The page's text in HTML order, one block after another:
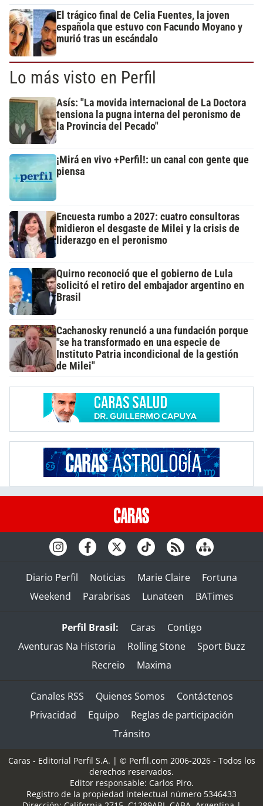
El trágico final de Celia Fuentes, la joven
española que estuvo con Facundo Moyano y
murió tras un escándalo
Lo más visto en Perfil
Asís: "La movida internacional de La Doctora
tensiona la pugna interna del peronismo de
la Provincia del Pecado"
¡Mirá en vivo +Perfil!: un canal con gente que
piensa
Encuesta rumbo a 2027: cuatro consultoras
midieron el desgaste de Milei y la crisis de
liderazgo en el peronismo
Quirno reconoció que el gobierno de Lula
solicitó el retiro del embajador argentino en
Brasil
Cachanosky renunció a una fundación porque
"se ha transformado en una especie de
Instituto Patria incondicional de la gestión
de Milei"
Diario Perfil Noticias Marie Claire
Fortuna
Weekend
Parabrisas Lunateen BATimes
Perfil Brasil: Caras
Contigo
Aventuras Na Historia
Rolling Stone
Sport Buzz
Recreio
Maxima
Canales RSS Quienes Somos
Contáctenos
Privacidad
Equipo
Reglas de participación
Tránsito
Caras - Editorial Perfil S.A. | © Perfil.com 2006-2026 - Todos los
derechos reservados.
Editor responsable: Carlos Piro.
Registro de la propiedad intelectual número 5346433